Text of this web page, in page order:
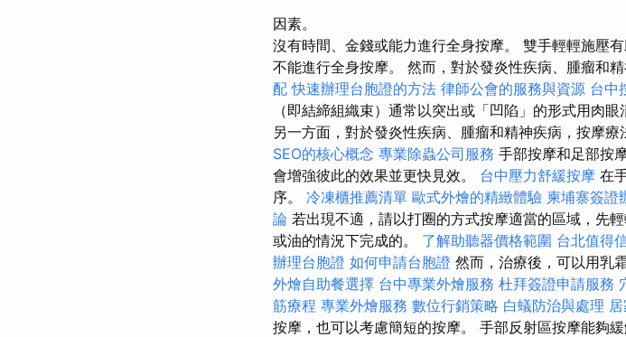
因素。
沒有時間、金錢或能力進行全身按摩。 雙手輕輕施壓
不能進行全身按摩。 然而，對於發炎性疾病、腫瘤和
配 快速辦理台胞證的方法 律師公會的服務與資源 台中
（即結締組織束）通常以突出或「凹陷」的形式用肉眼
另一方面，對於發炎性疾病、腫瘤和精神疾病，按摩療
SEO的核心概念 專業除蟲公司服務 手部按摩和足部按
會增強彼此的效果並更快見效。 台中壓力舒緩按摩 在
序。 冷凍櫃推薦清單 歐式外燴的精緻體驗 柬埔寨簽證
論 若出現不適，請以打圈的方式按摩適當的區域，先
或油的情況下完成的。 了解助聽器價格範圍 台北值得
辦理台胞證 如何申請台胞證 然而，治療後，可以用乳
外燴自助餐選擇 台中專業外燴服務 杜拜簽證申請服務
筋療程 專業外燴服務 數位行銷策略 白蟻防治與處理
按摩，也可以考慮簡短的按摩。 手部反射區按摩能夠